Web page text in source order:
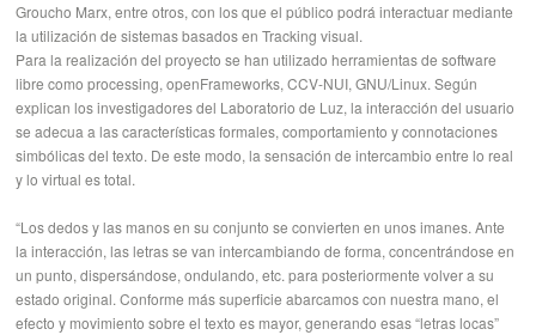
Groucho Marx, entre otros, con los que el público podrá interactuar mediante
la utilización de sistemas basados en Tracking visual.
Para la realización del proyecto se han utilizado herramientas de software
libre como processing, openFrameworks, CCV-NUI, GNU/Linux. Según
explican los investigadores del Laboratorio de Luz, la interacción del usuario
se adecua a las características formales, comportamiento y connotaciones
simbólicas del texto. De este modo, la sensación de intercambio entre lo real
y lo virtual es total.
“Los dedos y las manos en su conjunto se convierten en unos imanes. Ante
la interacción, las letras se van intercambiando de forma, concentrándose en
un punto, dispersándose, ondulando, etc. para posteriormente volver a su
estado original. Conforme más superficie abarcamos con nuestra mano, el
efecto y movimiento sobre el texto es mayor, generando esas “letras locas”